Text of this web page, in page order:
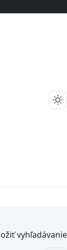
vyhľadávanie